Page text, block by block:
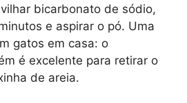
bicarbonato de sódio,
e aspirar o pó. Uma
gatos em casa: o
é excelente para retirar o
de areia.